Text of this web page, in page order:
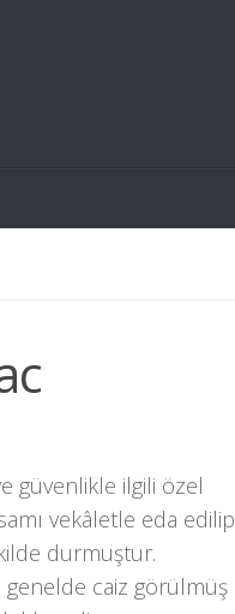
güvenlikle ilgili özel
vekâletle eda edilip
durmuştur.
genelde caiz görülmüş